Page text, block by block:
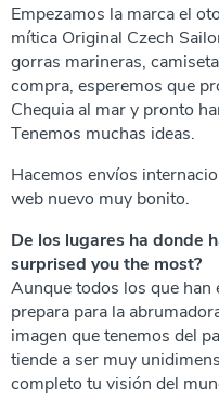
Empezamos la marca el
mítica Original Czech
gorras marineras,
compra, esperemos que
Chequia al mar y pronto
Tenemos muchas ideas.
Hacemos envíos
web nuevo muy bonito.
De los lugares ha donde
surprised you the most?
Aunque todos los que han
prepara para la
imagen que tenemos del
tiende a ser muy
completo tu visión del